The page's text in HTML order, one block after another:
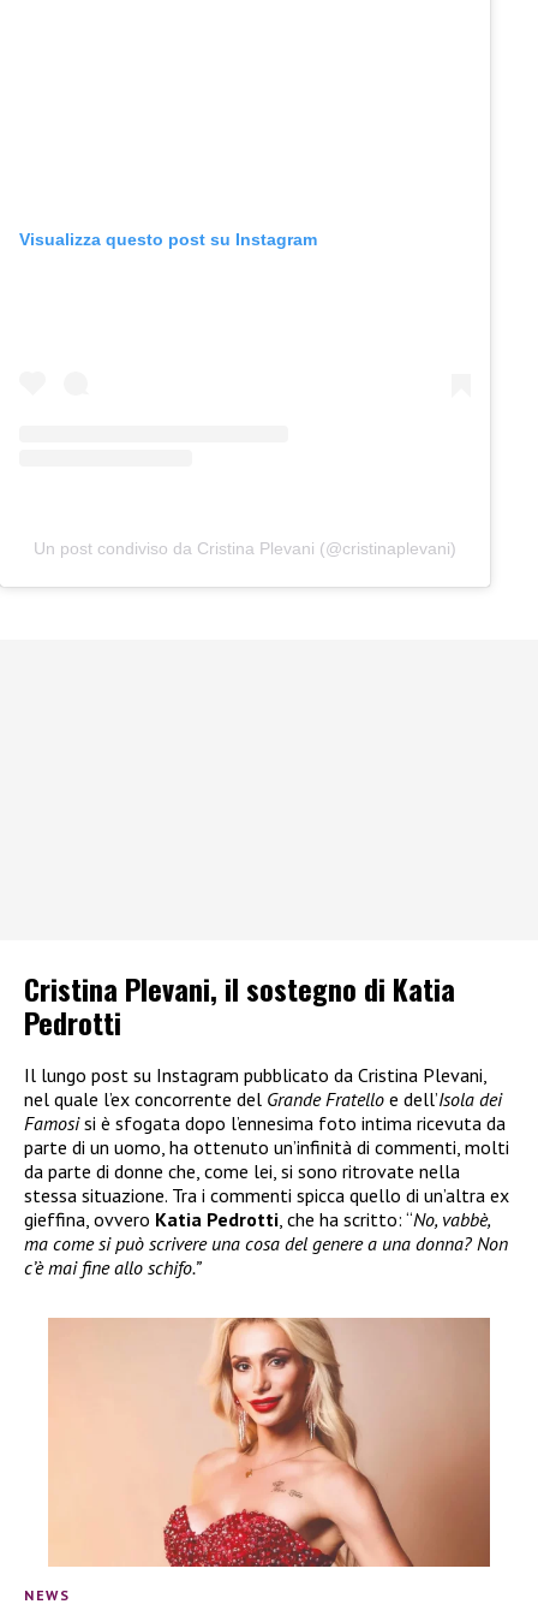
Visualizza questo post su Instagram
Un post condiviso da Cristina Plevani (@cristinaplevani)
Cristina Plevani, il sostegno di Katia
Pedrotti
Il lungo post su Instagram pubblicato da Cristina Plevani,
nel quale l’ex concorrente del Grande Fratello e dell’Isola dei
Famosisi è sfogata dopo l’ennesima foto intima ricevuta da
parte di un uomo, ha ottenuto un’infinità di commenti, molti
da parte di donne che, come lei, si sono ritrovate nella
stessa situazione. Tra i commenti spicca quello di un’altra ex
gieffina, ovvero Katia Pedrotti, che ha scritto: “No, vabbè,
ma come si può scrivere una cosa del genere a una donna? Non
c’è mai fine allo schifo.”
NEWS